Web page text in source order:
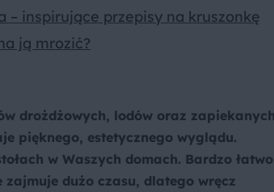
– inspirujące przepisy na kruszonkę
ją mrozić?
drożdżowych, lodów oraz zapiekanych
pięknego, estetycznego wyglądu.
w Waszych domach. Bardzo łatwo
dużo czasu, dlatego wręcz